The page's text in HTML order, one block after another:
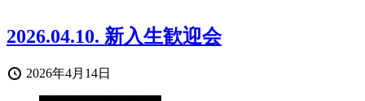
2026.04.10. 新入生歓迎会
投
2026年4月14日